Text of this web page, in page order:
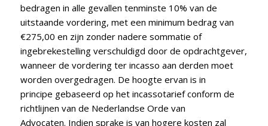
bedragen in alle gevallen tenminste 10% van de
uitstaande vordering, met een minimum bedrag van
€275,00 en zijn zonder nadere sommatie of
ingebrekestelling verschuldigd door de opdrachtgever,
wanneer de vordering ter incasso aan derden moet
worden overgedragen. De hoogte ervan is in
principe gebaseerd op het incassotarief conform de
richtlijnen van de Nederlandse Orde van
Advocaten. Indien sprake is van hogere kosten zal